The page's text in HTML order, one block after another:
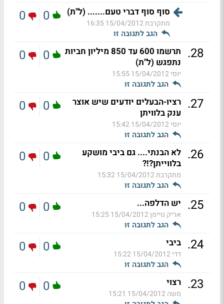
סוף סוף דברי טעם....... (ל"ת)
מתקרבת15/04/2012 16:35
הגב לתגובה זו
0
0
28
.
תרשמו 600 עד 850 מיליון חביות
נתפגש (ל"ת)
יוסי15/04/2012 15:55
הגב לתגובה זו
0
0
27
. רציו-הבעלים יודעים שיש אוצר
ענק בלוויתן
יוסי15/04/2012 15:42
הגב לתגובה זו
0
0
26
. לא הבנתי.... גם ביבי מושקע
בלווייתן?!?
מתקרבת15/04/2012 15:32
הגב לתגובה זו
0
0
25
. יש הדלפה...
אריק נויימן15/04/2012 15:25
הגב לתגובה זו
0
0
24
. ביבי
דדי15/04/2012 15:22
הגב לתגובה זו
0
0
23
. רצוי
משה15/04/2012 15:21
0
0